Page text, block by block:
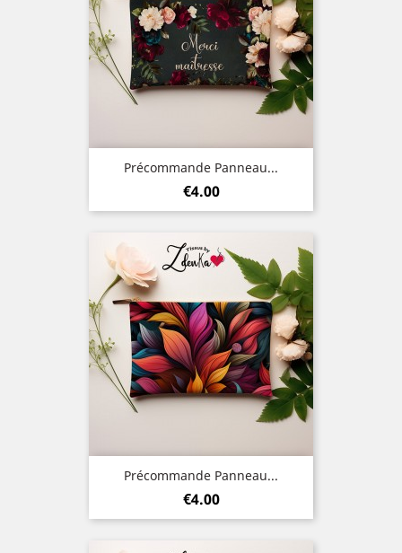
Précommande Panneau...
Price
€4.00
Précommande Panneau...
Price
€4.00